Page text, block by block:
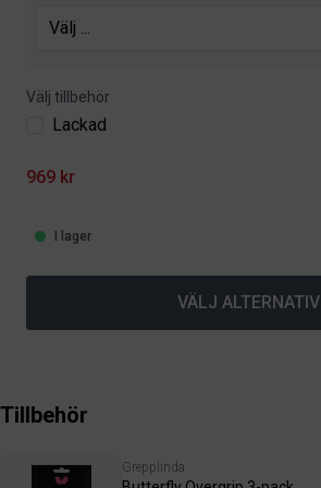
Välj tillbehör
Lackad
969 kr
I lager
VÄLJ ALTERNATIV
Tillbehör
Grepplinda